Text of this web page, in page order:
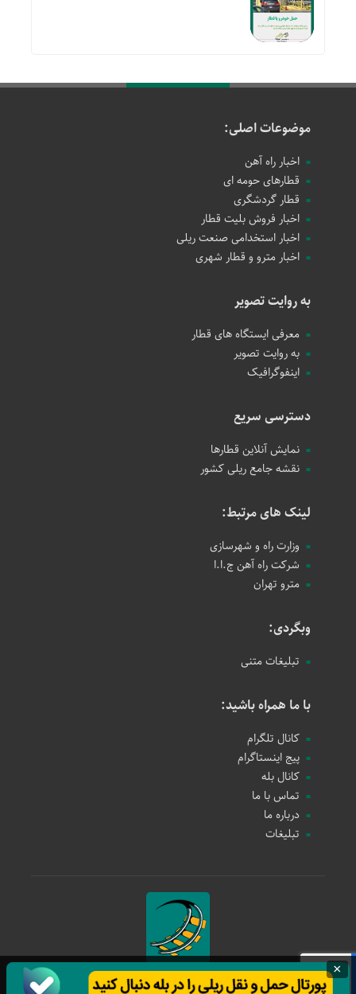
موضوعات اصلی:
اخبار راه آهن
قطارهای حومه ای
قطار گردشگری
اخبار فروش بلیت قطار
اخبار استخدامی صنعت ریلی
اخبار مترو و قطار شهری
به روایت تصویر
معرفی ایستگاه های قطار
به روایت تصویر
اینفوگرافیک
دسترسی سریع
نمایش آنلاین قطارها
نقشه جامع ریلی کشور
لینک های مرتبط:
وزارت راه و شهرسازی
شرکت راه آهن ج.ا.ا
مترو تهران
وبگردی:
تبلیغات متنی
با ما همراه باشید:
کانال تلگرام
پیج اینستاگرام
کانال بله
تماس با ما
درباره ما
تبلیغات
حمل و نقل ریلی
×